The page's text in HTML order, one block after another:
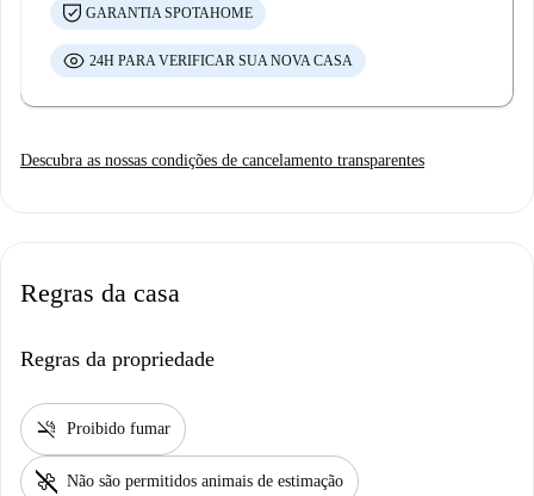
GARANTIA SPOTAHOME
24H PARA VERIFICAR SUA NOVA CASA
Descubra as nossas condições de cancelamento transparentes
Regras da casa
Regras da propriedade
smoke_free Proibido fumar
pet_supplies Não são permitidos animais de estimação